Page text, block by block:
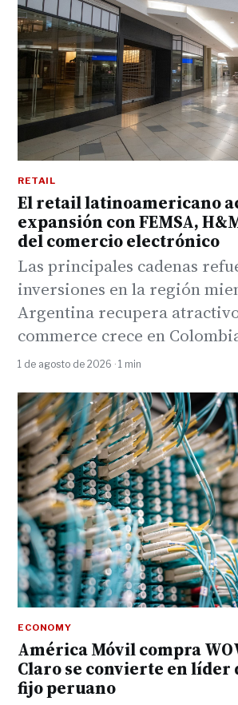
RETAIL
El retail latinoamericano
expansión con FEMSA,
del comercio electrónico
Las principales cadenas
inversiones en la región
Argentina recupera
commerce crece en
1 de agosto de 2026 · 1 min
ECONOMY
América Móvil compra
Claro se convierte en
fijo peruano